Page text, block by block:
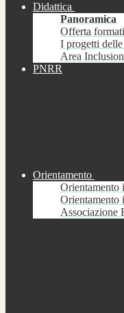
Didattica
Panoramica
Offerta
I progetti delle
Area
PNRR
Orientamento
Orientamento
Orientamento
Associazione